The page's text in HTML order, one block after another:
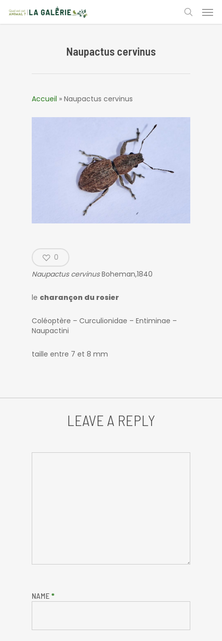
main
search
Naupactus cervinus
Accueil » Naupactus cervinus
0
Naupactus cervinusBoheman,1840
le charançon du rosier
Coléoptère – Curculionidae – Entiminae –
Naupactini
taille entre 7 et 8 mm
LEAVE A REPLY
NAME *